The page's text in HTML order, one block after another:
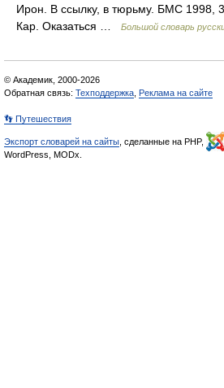
Ирон. В ссылку, в тюрьму. БМС 1998,
Кар. Оказаться …
Большой словарь
© Академик, 2000-2026
Обратная связь: Техподдержка Реклама на сайте
👣 Путешествия
Экспорт словарей на сайты , сделанные на PHP,
WordPress, MODx.